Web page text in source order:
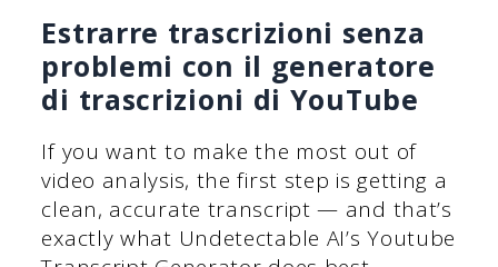
Estrarre trascrizioni senza
problemi con il generatore
di trascrizioni di YouTube
If you want to make the most out of
video analysis, the first step is getting a
clean, accurate transcript — and that’s
exactly what Undetectable AI’s Youtube